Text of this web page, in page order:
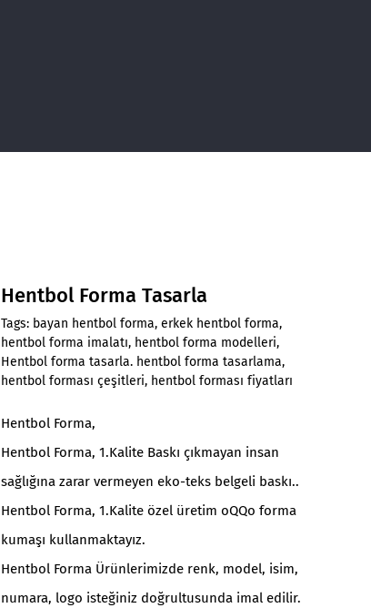
Hentbol Forma Tasarla
Tags: bayan hentbol forma, erkek hentbol forma,
hentbol forma imalatı, hentbol forma modelleri,
Hentbol forma tasarla. hentbol forma tasarlama,
hentbol forması çeşitleri, hentbol forması fiyatları
Hentbol Forma,
Hentbol Forma, 1.Kalite Baskı çıkmayan insan
sağlığına zarar vermeyen eko-teks belgeli baskı..
Hentbol Forma, 1.Kalite özel üretim oQQo forma
kumaşı kullanmaktayız.
Hentbol Forma Ürünlerimizde renk, model, isim,
numara, logo isteğiniz doğrultusunda imal edilir.